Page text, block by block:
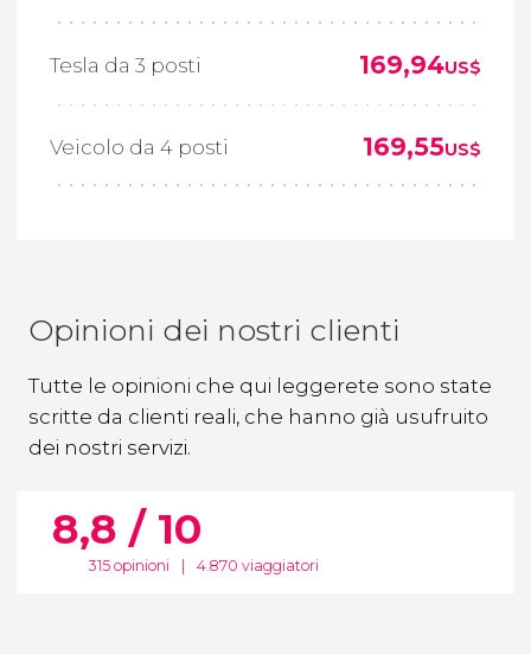
Tesla da 3 posti 169,94US$
Veicolo da 4 posti 169,55US$
Opinioni dei nostri clienti
Tutte le opinioni che qui leggerete sono state
scritte da clienti reali, che hanno già usufruito
dei nostri servizi.
8,8 / 10
315 opinioni 4.870 viaggiatori